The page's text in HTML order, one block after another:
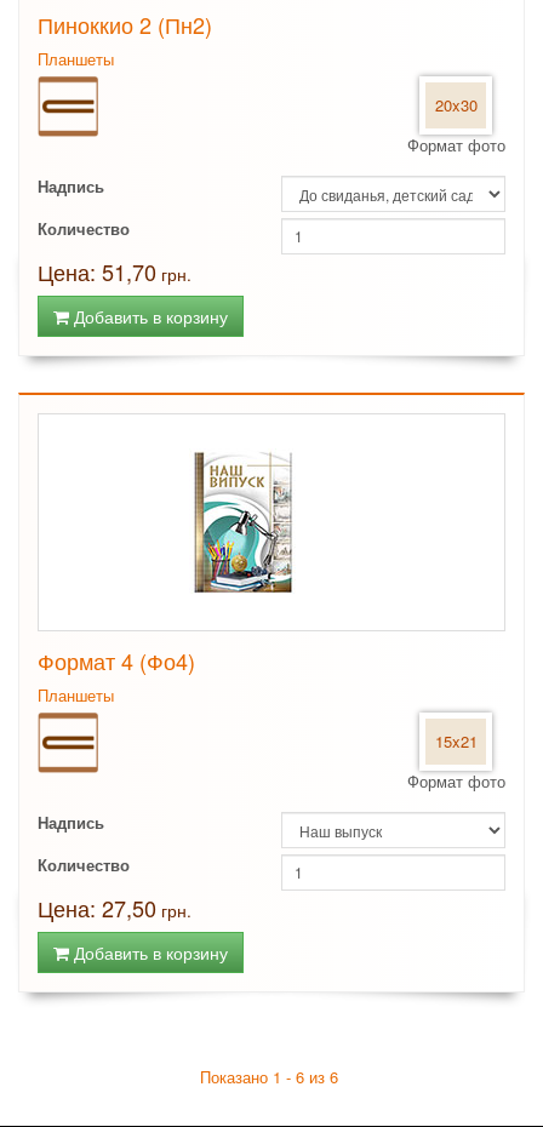
Пиноккио 2 (Пн2)
Планшеты
20x30
Формат фото
Надпись
Количество
Цена: 51,70 грн.
Добавить в корзину
Формат 4 (Фо4)
Планшеты
15x21
Формат фото
Надпись
Количество
Цена: 27,50 грн.
Добавить в корзину
Показано 1 - 6 из 6